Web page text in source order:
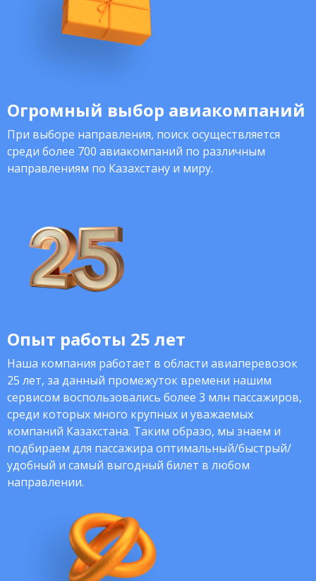
Огромный выбор авиакомпаний
При выборе направления, поиск осуществляется
среди более 700 авиакомпаний по различным
направлениям по Казахстану и миру.
Опыт работы 25 лет
Наша компания работает в области авиаперевозок
25 лет, за данный промежуток времени нашим
сервисом воспользовались более 3 млн пассажиров,
среди которых много крупных и уважаемых
компаний Казахстана. Таким образо, мы знаем и
подбираем для пассажира оптимальный/быстрый/
удобный и самый выгодный билет в любом
направлении.